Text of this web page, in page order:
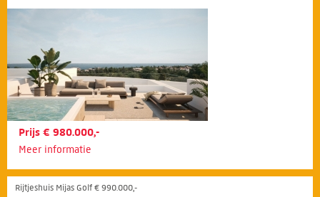
Prijs € 980.000,-
Meer informatie
Rijtjeshuis Mijas Golf € 990.000,-